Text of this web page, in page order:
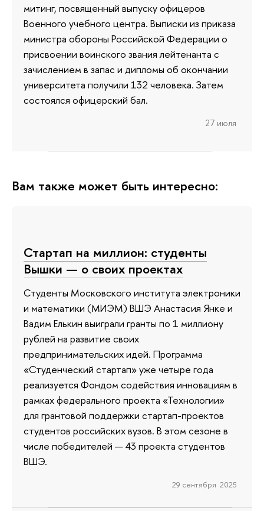
митинг, посвященный выпуску офицеров
Военного учебного центра. Выписки из приказа
министра обороны Российской Федерации о
присвоении воинского звания лейтенанта с
зачислением в запас и дипломы об окончании
университета получили 132 человека. Затем
состоялся офицерский бал.
27 июля
Вам также может быть интересно:
Стартап на миллион: студенты
Вышки — о своих проектах
Студенты Московского института электроники
и математики (МИЭМ) ВШЭ Анастасия Янке и
Вадим Елькин выиграли гранты по 1 миллиону
рублей на развитие своих
предпринимательских идей. Программа
«Студенческий стартап» уже четыре года
реализуется Фондом содействия инновациям в
рамках федерального проекта «Технологии»
для грантовой поддержки стартап-проектов
студентов российских вузов. В этом сезоне в
числе победителей — 43 проекта студентов
ВШЭ.
29 сентября 2025